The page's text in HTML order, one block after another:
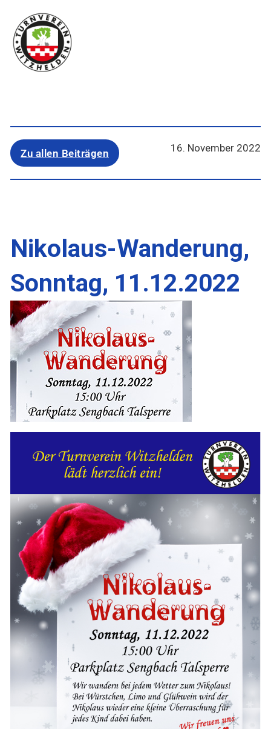
Zu allen Beiträgen 16. November 2022
Nikolaus-Wanderung,
Sonntag, 11.12.2022